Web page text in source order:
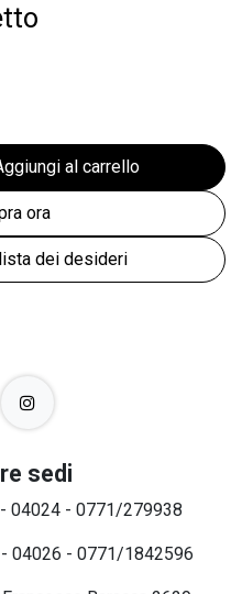
al carrello
ora
dei desideri
sedi
04024 - 0771/279938
04026 - 0771/1842596